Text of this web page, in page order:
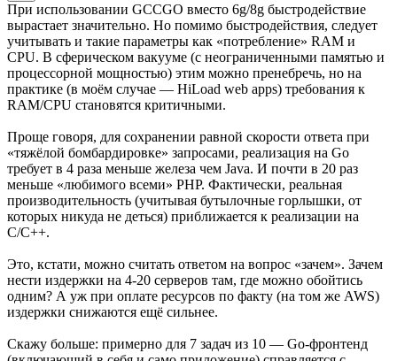
При использовании GCCGO вместо 6g/8g быстродействие
вырастает значительно. Но помимо быстродействия, следует
учитывать и такие параметры как «потребление» RAM и
CPU. В сферическом вакууме (с неограниченными памятью и
процессорной мощностью) этим можно пренебречь, но на
практике (в моём случае — HiLoad web apps) требования к
RAM/CPU становятся критичными.
Проще говоря, для сохранении равной скорости ответа при
«тяжёлой бомбардировке» запросами, реализация на Go
требует в 4 раза меньше железа чем Java. И почти в 20 раз
меньше «любимого всеми» PHP. Фактически, реальная
производительность (учитывая бутылочные горлышки, от
которых никуда не деться) приближается к реализации на
C/C++.
Это, кстати, можно считать ответом на вопрос «зачем». Зачем
нести издержки на 4-20 серверов там, где можно обойтись
одним? А уж при оплате ресурсов по факту (на том же AWS)
издержки снижаются ещё сильнее.
Скажу больше: примерно для 7 задач из 10 — Go-фронтенд